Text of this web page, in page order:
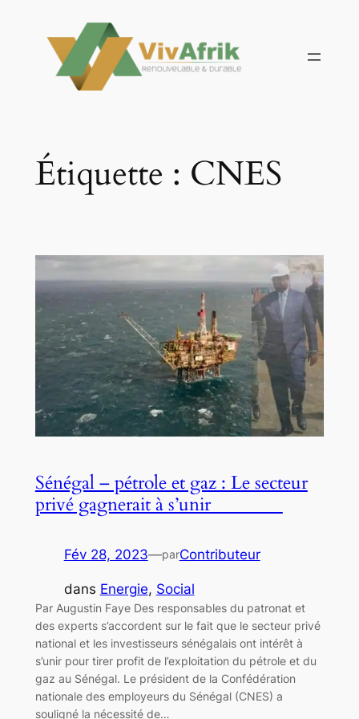
contenu
Étiquette : CNES
Sénégal – pétrole et gaz : Le secteur
privé gagnerait à s’unir
Fév 28, 2023—parContributeur
dans Energie, Social
Par Augustin Faye Des responsables du patronat et
des experts s’accordent sur le fait que le secteur privé
national et les investisseurs sénégalais ont intérêt à
s’unir pour tirer profit de l’exploitation du pétrole et du
gaz au Sénégal. Le président de la Confédération
nationale des employeurs du Sénégal (CNES) a
souligné la nécessité de…